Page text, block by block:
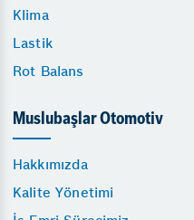
Klima
Lastik
Rot Balans
Muslubaşlar Otomotiv
Hakkımızda
Kalite Yönetimi